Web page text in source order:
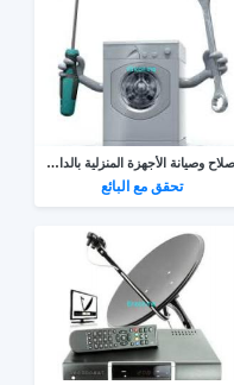
إصلاح وصيانة الأجهزة المنزلية بالدار البيضاء
تحقق مع البائع